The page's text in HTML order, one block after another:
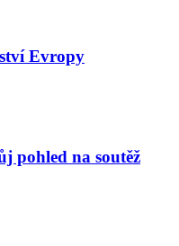
Evropy
pohled na soutěž